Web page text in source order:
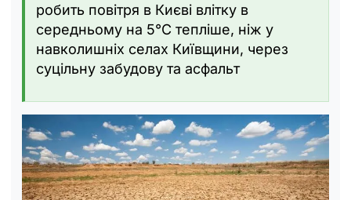
робить повітря в Києві влітку в
середньому на 5°C тепліше, ніж у
навколишніх селах Київщини, через
суцільну забудову та асфальт